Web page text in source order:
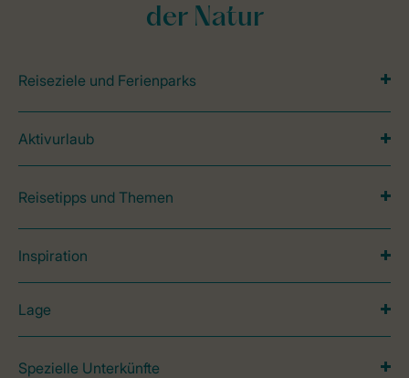
der Natur
Reiseziele und Ferienparks
Aktivurlaub
Reisetipps und Themen
Inspiration
Lage
Spezielle Unterkünfte